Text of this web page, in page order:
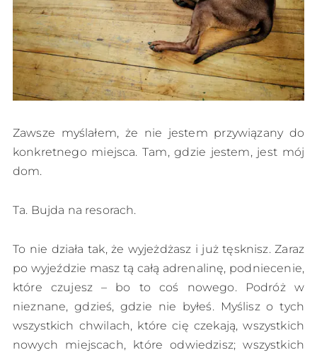
Zawsze myślałem, że nie jestem przywiązany do
konkretnego miejsca. Tam, gdzie jestem, jest mój
dom.
Ta. Bujda na resorach.
To nie działa tak, że wyjeżdżasz i już tęsknisz. Zaraz
po wyjeździe masz tą całą adrenalinę, podniecenie,
które czujesz – bo to coś nowego. Podróż w
nieznane, gdzieś, gdzie nie byłeś. Myślisz o tych
wszystkich chwilach, które cię czekają, wszystkich
nowych miejscach, które odwiedzisz; wszystkich